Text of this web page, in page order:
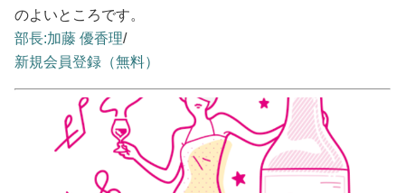
ファッション
恋愛/結婚/離婚
美容/健康
のよいところです。
部長:加藤 優香理/
新規会員登録（無料）